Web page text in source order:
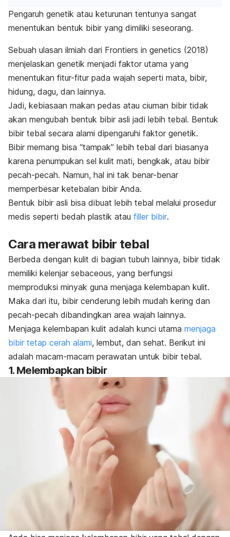
Pengaruh genetik atau keturunan tentunya sangat
menentukan bentuk bibir yang dimiliki seseorang.
Sebuah ulasan ilmiah dari Frontiers in genetics (2018)
menjelaskan genetik menjadi faktor utama yang
menentukan fitur-fitur pada wajah seperti mata, bibir,
hidung, dagu, dan lainnya.
Jadi, kebiasaan makan pedas atau ciuman bibir tidak
akan mengubah bentuk bibir asli jadi lebih tebal. Bentuk
bibir tebal secara alami dipengaruhi faktor genetik.
Bibir memang bisa “tampak” lebih tebal dari biasanya
karena penumpukan sel kulit mati, bengkak, atau bibir
pecah-pecah. Namun, hal ini tak benar-benar
memperbesar ketebalan bibir Anda.
Bentuk bibir asli bisa dibuat lebih tebal melalui prosedur
medis seperti bedah plastik atau filler bibir.
Cara merawat bibir tebal
Berbeda dengan kulit di bagian tubuh lainnya, bibir tidak
memiliki kelenjar sebaceous, yang berfungsi
memproduksi minyak guna menjaga kelembapan kulit.
Maka dari itu, bibir cenderung lebih mudah kering dan
pecah-pecah dibandingkan area wajah lainnya.
Menjaga kelembapan kulit adalah kunci utama menjaga
bibir tetap cerah alami, lembut, dan sehat. Berikut ini
adalah macam-macam perawatan untuk bibir tebal.
1. Melembapkan bibir